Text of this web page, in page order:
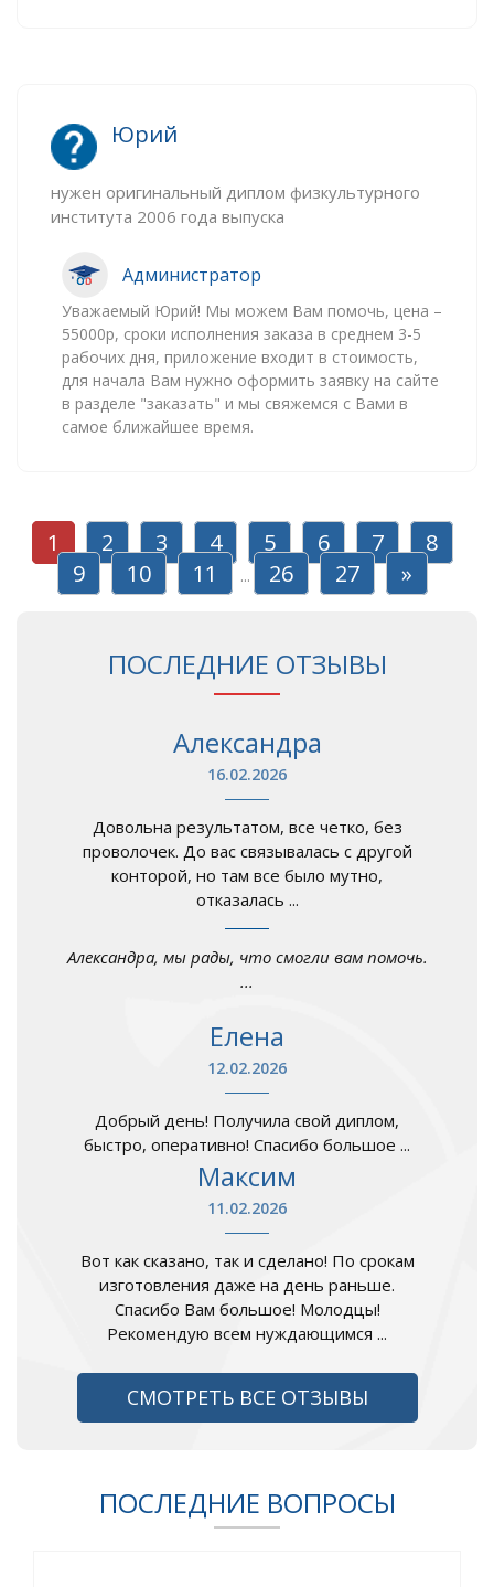
Юрий
нужен оригинальный диплом физкультурного
института 2006 года выпуска
Администратор
Уважаемый Юрий! Мы можем Вам помочь, цена –
55000р, сроки исполнения заказа в среднем 3-5
рабочих дня, приложение входит в стоимость,
для начала Вам нужно оформить заявку на сайте
в разделе "заказать" и мы свяжемся с Вами в
самое ближайшее время.
1 2 3 4 5 6 7
8
9
10 11 ... 26 27 »
ПОСЛЕДНИЕ ОТЗЫВЫ
Александра
16.02.2026
Довольна результатом, все четко, без
проволочек. До вас связывалась с другой
конторой, но там все было мутно,
отказалась ...
Александра, мы рады, что смогли вам помочь.
...
Елена
12.02.2026
Добрый день! Получила свой диплом,
быстро, оперативно! Спасибо большое ...
Максим
11.02.2026
Вот как сказано, так и сделано! По срокам
изготовления даже на день раньше.
Спасибо Вам большое! Молодцы!
Рекомендую всем нуждающимся ...
СМОТРЕТЬ ВСЕ ОТЗЫВЫ
ПОСЛЕДНИЕ ВОПРОСЫ